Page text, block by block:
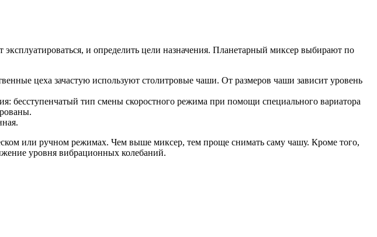
и определить цели назначения. Планетарный миксер выбирают по
цеха зачастую используют столитровые чаши. От размеров чаши зависит уровень
бесступенчатый тип смены скоростного режима при помощи специального вариатора
или ручном режимах. Чем выше миксер, тем проще снимать саму чашу. Кроме того,
уровня вибрационных колебаний.